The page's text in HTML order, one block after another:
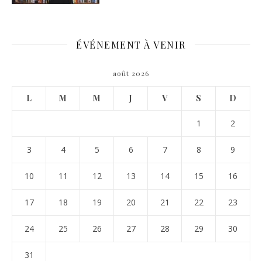
ÉVÉNEMENT À VENIR
août 2026
L M M J V S D
1 2
3 4 5 6 7 8 9
10 11 12 13 14 15 16
17 18 19 20 21 22 23
24 25 26 27 28 29 30
31